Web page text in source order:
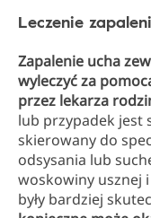
Leczenie
Zapalenie ucha
wyleczyć za
przez lekarza
lub przypadek jest
skierowany do
odsysania lub
woskowiny usznej
były bardziej